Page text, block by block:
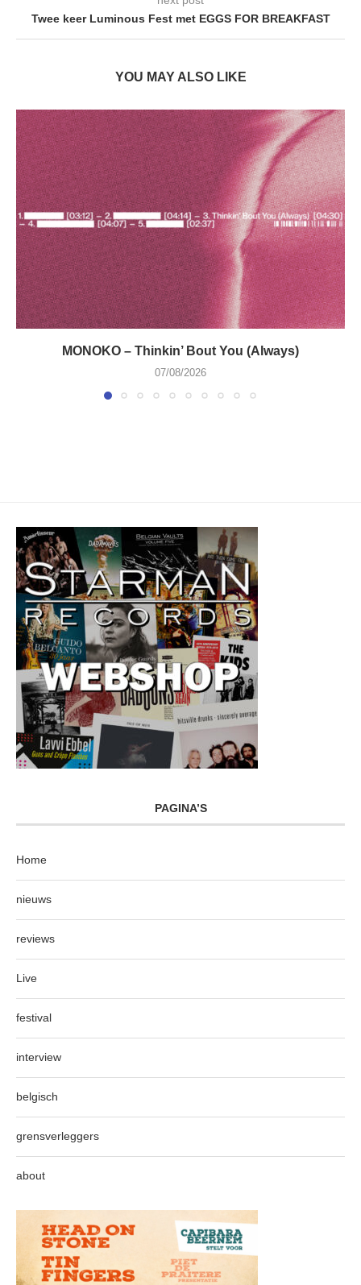
Twee keer Luminous Fest met EGGS FOR BREAKFAST
YOU MAY ALSO LIKE
MONOKO – Thinkin’ Bout You (Always)
07/08/2026
PAGINA’S
Home
nieuws
reviews
Live
festival
interview
belgisch
grensverleggers
about